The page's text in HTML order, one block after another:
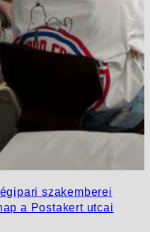
szakemberei
a Postakert utcai